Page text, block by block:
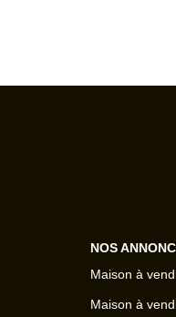
NOS
Maison à
Maison à